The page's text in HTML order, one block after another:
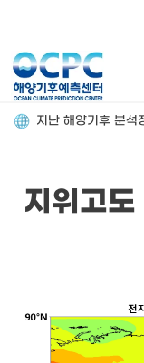
지위고도